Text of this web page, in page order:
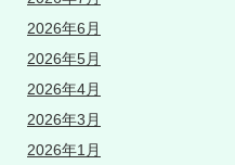
2026年6月
2026年5月
2026年4月
2026年3月
2026年1月